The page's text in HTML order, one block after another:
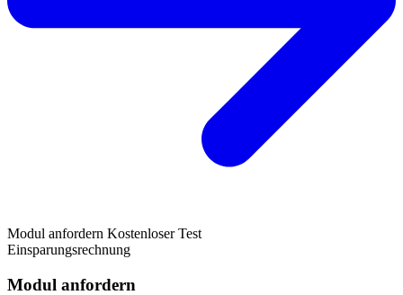
Modul anfordern Kostenloser Test
Einsparungsrechnung
Modul anfordern